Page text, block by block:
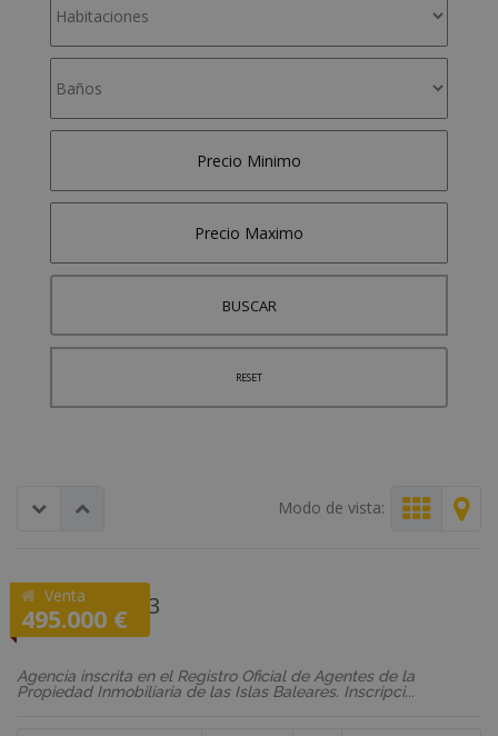
BUSCAR
RESET
Modo de vista:
Venta
495.000 €
REF: ADO1483
Adosado
Agencia inscrita en el Registro Oficial de Agentes de la
Propiedad Inmobiliaria de las Islas Baleares. Inscripci...